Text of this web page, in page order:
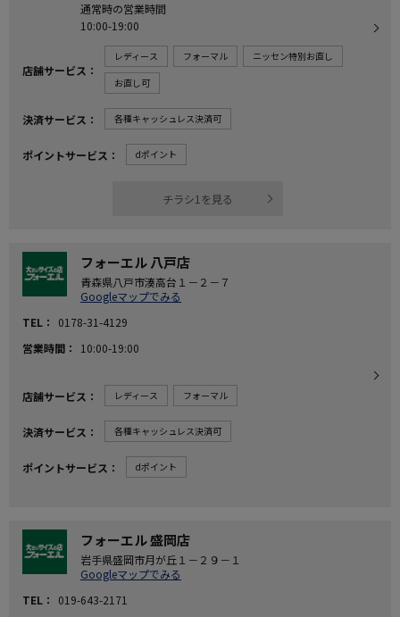
通常時の営業時間
10:00-19:00
店舗サービス
レディース フォーマル
ニッセン特別お直し
お直し可
決済サービス 各種キャッシュレス決済可
ポイントサービス dポイント
チラシ1を見る
フォーエル 八戸店
青森県八戸市湊高台１－２－７
Googleマップでみる
TEL
0178-31-4129
営業時間
10:00-19:00
店舗サービス レディース フォーマル
決済サービス 各種キャッシュレス決済可
ポイントサービス dポイント
フォーエル 盛岡店
岩手県盛岡市月が丘１－２９－１
Googleマップでみる
TEL
019-643-2171